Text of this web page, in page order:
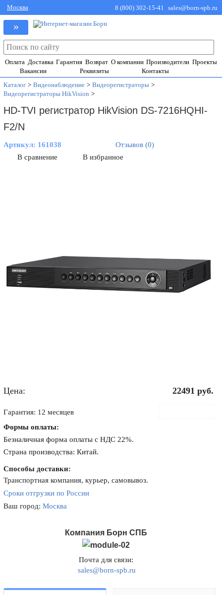
Москва 8 (800) 302-15-41 sales@born-spb.ru
»
Оплата Доставка Гарантия Возврат О компании Производители Проекты
Вакансии
Реквизиты
Контакты
Каталог > Видеонаблюдение > Видеорегистраторы >
Видеорегистраторы HikVision >
HD-TVI регистратор HikVision DS-7216HQHI-
F2/N
Артикул: 161038
Отзывов (0)
В сравнение
В избранное
Цена: 22491 руб.
Гарантия: 12 месяцев
Формы оплаты:
Безналичная форма оплаты с НДС 22%.
Страна производства: Китай.
Способы доставки:
Транспортная компания, курьер, самовывоз.
Сроки отгрузки по России
Ваш город:Москва
Компания Борн СПБ
Почта для связи:
sales@born-spb.ru